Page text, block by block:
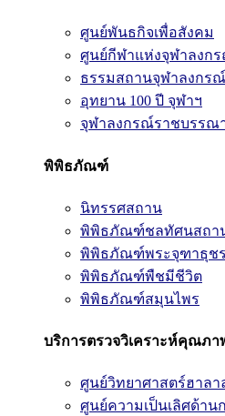
ศูนย์พันธกิจเพื่อสังคม
ศูนย์กีฬาแห่งจุฬาลงก
ธรรมสถานจุฬาลงกร
อุทยาน 100 ปี จุฬาฯ
จุฬาลงกรณ์ราชบรรณ
พิพิธภัณฑ์
นิทรรศสถาน
พิพิธภัณฑ์ชลทัศนสถา
พิพิธภัณฑ์พระจุฑาธุช
พิพิธภัณฑ์พืชมีชีวิต
พิพิธภัณฑ์สมุนไพร
บริการตรวจวิเคราะห์คุณภา
ศูนย์วิทยาศาสตร์ฮาลา
ศูนย์ความเป็นเลิศด้าน